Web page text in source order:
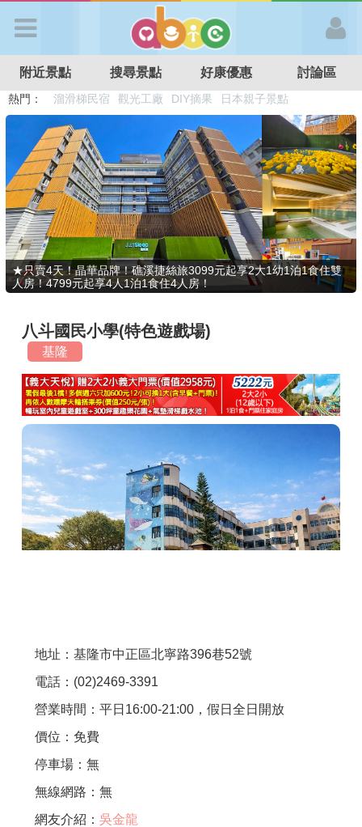
APP登入
首 頁
搜尋景點
好康優惠
最新消息
最新留言
商家合作
討論區
聯絡我們
附近景點 搜尋景點 好康優惠 討論區
熱門： 溜滑梯民宿 觀光工廠 DIY摘果
日本親子景點
特色遊戲場
親子住房優惠 台北親子餐廳 溫泉泡湯SPA
★只賣4天！晶華品牌！礁溪捷絲旅3099元起享2大1幼1泊1食住雙
人房！4799元起享4人1泊1食住4人房！
八斗國民小學(特色遊戲場)
基隆
地址：基隆市中正區北寧路396巷52號
電話：(02)2469-3391
營業時間：平日16:00-21:00，假日全日開放
價位：免費
停車場：無
無線網路：無
網友介紹： 吳金龍